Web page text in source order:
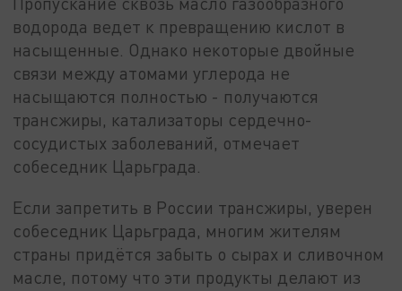
водорода ведет к превращению кислот в
насыщенные. Однако некоторые двойные
связи между атомами углерода не
насыщаются полностью - получаются
трансжиры, катализаторы сердечно-
сосудистых заболеваний, отмечает
собеседник Царьграда.
Если запретить в России трансжиры, уверен
собеседник Царьграда, многим жителям
страны придётся забыть о сырах и сливочном
масле, потому что эти продукты делают из